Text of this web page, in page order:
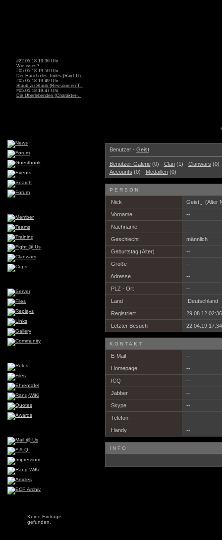
#22.05.18 19:36 Uhr
Wie isses?
#05.05.18 19:50 Uhr
Der Hauch des Todes (Raid-Th..
#05.05.18 19:49 Uhr
Staub zu Staub (Ressourcen-T..
#05.05.18 19:47 Uhr
Die Überlebenden (Charakter-..
Keine Einträge
gefunden.
Benutzer - Geist
Benutzer-Galerie(0) - Clan(1) - Clanwars (0)
Accounts (0) - Medaillen(0)
PERSON
Nick Geist (Alter
Vorname --
Nachname --
Geschlecht männlich
Geburtstag (Alter) --
Größe --
Adresse --
PLZ - Ort --
Land Deutschland
Registriert 29.08.12
Letzter Besuch 22.04.19
KONTAKT
E-Mail --
Homepage --
ICQ --
Jabber --
Skype --
Telefon --
Handy --
INFO